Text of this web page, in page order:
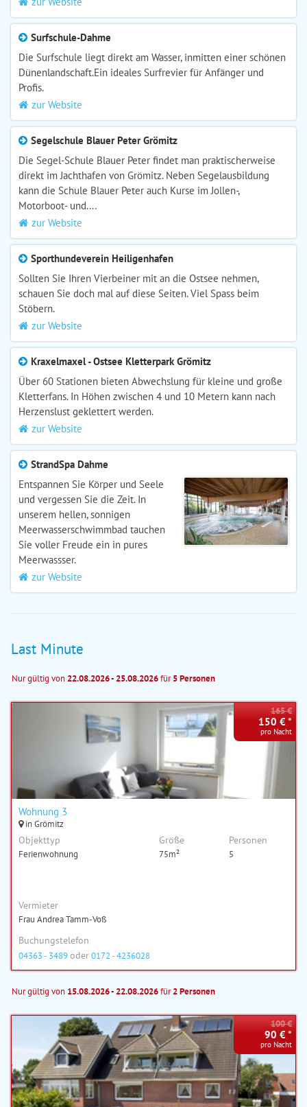
Surfschule-Dahme
Die Surfschule liegt direkt am Wasser, inmitten einer schönen
Dünenlandschaft.Ein ideales Surfrevier für Anfänger und
Profis.
zur Website
Segelschule Blauer Peter Grömitz
Die Segel-Schule Blauer Peter findet man praktischerweise
direkt im Jachthafen von Grömitz. Neben Segelausbildung
kann die Schule Blauer Peter auch Kurse im Jollen-,
Motorboot- und....
zur Website
Sporthundeverein Heiligenhafen
Sollten Sie Ihren Vierbeiner mit an die Ostsee nehmen,
schauen Sie doch mal auf diese Seiten. Viel Spass beim
Stöbern.
zur Website
Kraxelmaxel - Ostsee Kletterpark Grömitz
Über 60 Stationen bieten Abwechslung für kleine und große
Kletterfans. In Höhen zwischen 4 und 10 Metern kann nach
Herzenslust geklettert werden.
zur Website
StrandSpa Dahme
Entspannen Sie Körper und Seele
und vergessen Sie die Zeit. In
unserem hellen, sonnigen
Meerwasserschwimmbad tauchen
Sie voller Freude ein in pures
Meerwassser.
zur Website
Last Minute
Nur gültig von22.08.2026 - 25.08.2026für5 Personen
Wohnung 3
in Grömitz
Objekttyp
Ferienwohnung
Größe
75m²
Personen
5
165 €
150 € *
pro Nacht
Vermieter
Frau Andrea Tamm-Voß
Buchungstelefon
04363 - 3489oder0172 - 4236028
Nur gültig von 15.08.2026 - 22.08.2026für2 Personen
100 €
90 € *
pro Nacht